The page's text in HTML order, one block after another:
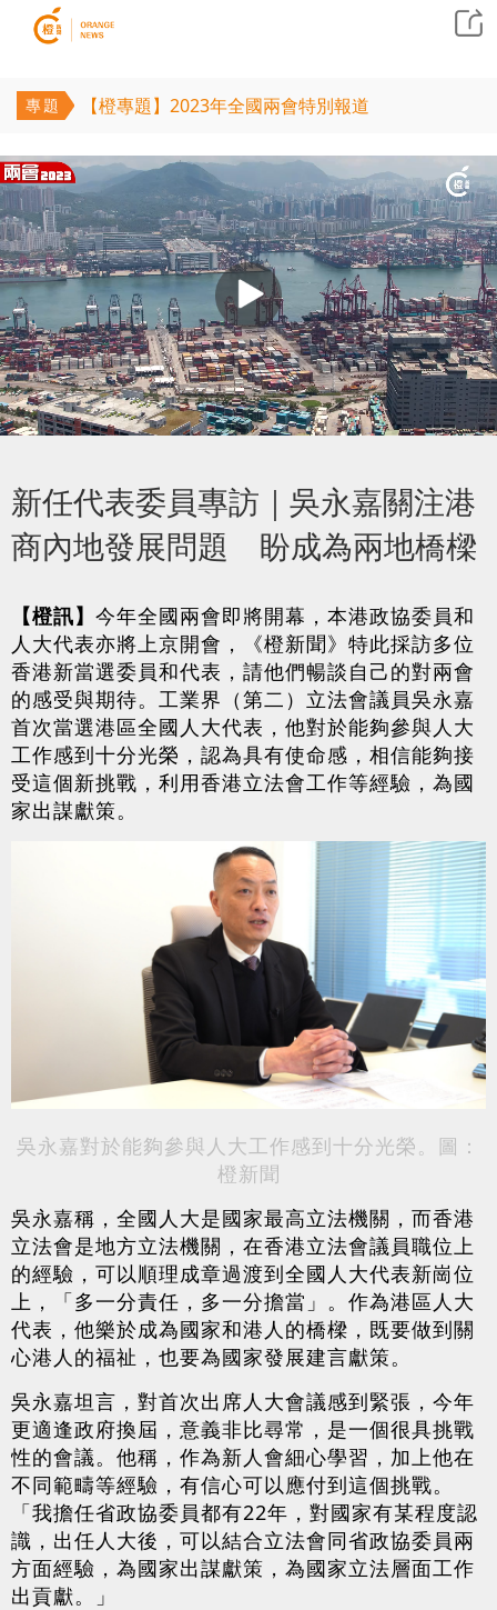
專題 【橙專題】2023年全國兩會特別報道
新任代表委員專訪｜吳永嘉關注港
商內地發展問題 盼成為兩地橋樑
【橙訊】 今年全國兩會即將開幕，本港政協委員和
人大代表亦將上京開會，《橙新聞》特此採訪多位
香港新當選委員和代表，請他們暢談自己的對兩會
的感受與期待。工業界（第二）立法會議員吳永嘉
首次當選港區全國人大代表，他對於能夠參與人大
工作感到十分光榮，認為具有使命感，相信能夠接
受這個新挑戰，利用香港立法會工作等經驗，為國
家出謀獻策。
吳永嘉對於能夠參與人大工作感到十分光榮。圖：
橙新聞
吳永嘉稱，全國人大是國家最高立法機關，而香港
立法會是地方立法機關，在香港立法會議員職位上
的經驗，可以順理成章過渡到全國人大代表新崗位
上，「多一分責任，多一分擔當」。作為港區人大
代表，他樂於成為國家和港人的橋樑，既要做到關
心港人的福祉，也要為國家發展建言獻策。
吳永嘉坦言，對首次出席人大會議感到緊張，今年
更適逢政府換屆，意義非比尋常，是一個很具挑戰
性的會議。他稱，作為新人會細心學習，加上他在
不同範疇等經驗，有信心可以應付到這個挑戰。
「我擔任省政協委員都有22年，對國家有某程度認
識，出任人大後，可以結合立法會同省政協委員兩
方面經驗，為國家出謀獻策，為國家立法層面工作
出貢獻。」